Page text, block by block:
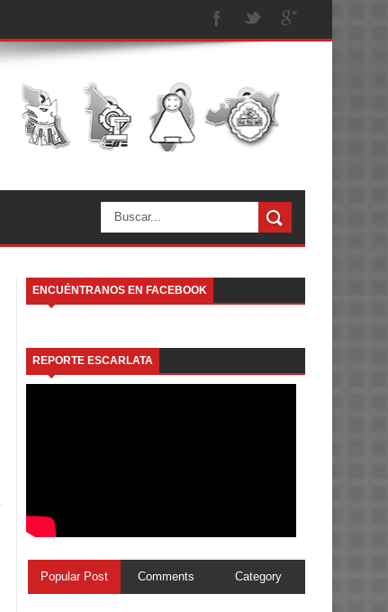
ENCUÉNTRANOS EN FACEBOOK
REPORTE ESCARLATA
Popular Post Comments Category